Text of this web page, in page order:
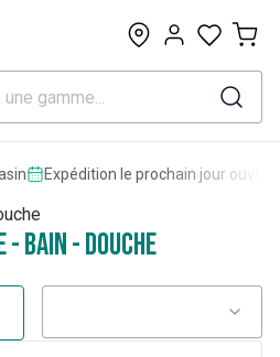
0
Expédition le prochain jour
Bain - Douche